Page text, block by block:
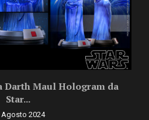
Darth Maul Hologram da
Star...
Agosto 2024